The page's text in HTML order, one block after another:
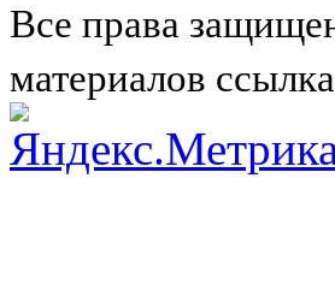
Все права
материалов